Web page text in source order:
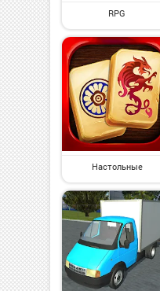
RPG
Настольные